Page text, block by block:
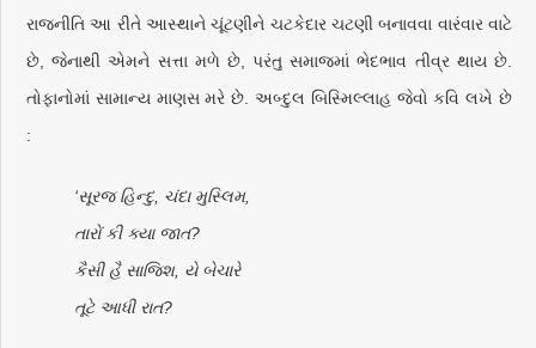
રાજનીતિ આ રીતે આસ્થાને ચૂંટણીને ચટકેદાર ચટણી બનાવવા વારંવાર વાટે
છે, જેનાથી એમને સત્તા મળે છે, પરંતુ સમાજમાં ભેદભાવ તીવ્ર થાય છે.
તોફાનોમાં સામાન્ય માણસ મરે છે. અબ્દુલ બિસ્મિલ્લાહ જેવો કવિ લખે છે
:
‘સૂરજ હિન્દુ, ચંદા મુસ્લિમ,
તારોં કી ક્યા જાત?
કૈસી હૈ સાજિશ, યે બેચારે
તૂટે આધી રાત?